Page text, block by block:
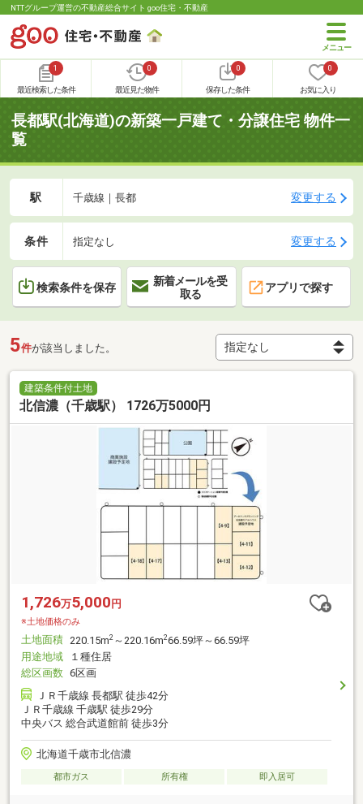
NTTグループ運営の不動産総合サイト goo住宅・不動産
1
最近検索した条件
0
最近見た物件
0
保存した条件
0
お気に入り
長都駅(北海道)の新築一戸建て・分譲住宅 物件一
覧
駅 千歳線｜長都 変更する
条件 指定なし 変更する
検索条件を保存
新着メールを受
取る
アプリで探す
5件が該当しました。
建築条件付土地
北信濃（千歳駅） 1726万5000円
1,726万5,000 円
※土地価格のみ
土地面積 220.15m2 ～220.16m266.59坪～66.59坪
用途地域
１種住居
総区画数 6区画
ＪＲ千歳線 長都駅 徒歩42分
ＪＲ千歳線 千歳駅 徒歩29分
中央バス 総合武道館前 徒歩3分
北海道千歳市北信濃
都市ガス 所有権 即入居可